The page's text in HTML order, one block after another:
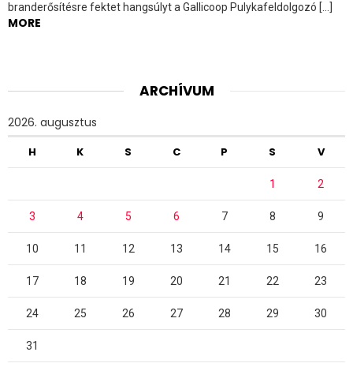
branderősítésre fektet hangsúlyt a Gallicoop Pulykafeldolgozó […]
MORE
ARCHÍVUM
2026. augusztus
H K S C P S V
1 2
3 4 5 6 7 8 9
10 11 12 13 14 15 16
17 18 19 20 21 22 23
24 25 26 27 28 29 30
31